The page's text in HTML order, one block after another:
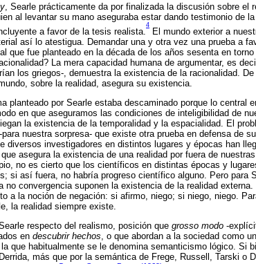
, Searle prácticamente da por finalizada la discusión sobre el
al levantar su mano aseguraba estar dando testimonio de
a favor de la tesis realista.
4
El mundo exterior a
así lo atestigua. Demandar una y otra vez una prueba a
que fue planteado en la década de los años sesenta en
La mera capacidad humana de argumentar, es
los griegos-, demuestra la existencia de la racionalidad.
sobre la realidad, asegura su existencia.
planteado por Searle estaba descaminado porque lo central
en que aseguramos las condiciones de inteligibilidad de
la existencia de la temporalidad y la espacialidad. El
nuestra sorpresa- que existe otra prueba en defensa de
investigadores en distintos lugares y épocas han
asegura la existencia de una realidad por fuera de
no es cierto que los científicos en distintas épocas y
si así fuera, no habría progreso científico alguno. Pero para
convergencia suponen la existencia de la realidad
a la noción de negación: si afirmo, niego; si niego, niego.
la realidad siempre existe.
respecto del realismo, posición que grosso modo -
en descubrir hechos, o que abordan a la sociedad como un
que habitualmente se le denomina semanticismo lógico. Si
más que por la semántica de Frege, Russell, Tarski o